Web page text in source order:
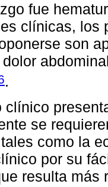
fue
clínicas, los
son
.
clínico
se
como la
por su
resulta más